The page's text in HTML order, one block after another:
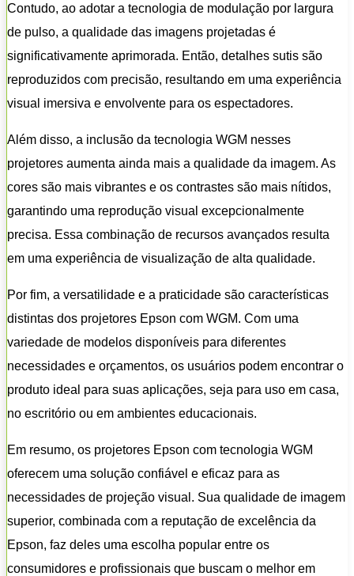
Contudo, ao adotar a tecnologia de modulação por largura
de pulso, a qualidade das imagens projetadas é
significativamente aprimorada. Então, detalhes sutis são
reproduzidos com precisão, resultando em uma experiência
visual imersiva e envolvente para os espectadores.
Além disso, a inclusão da tecnologia WGM nesses
projetores aumenta ainda mais a qualidade da imagem. As
cores são mais vibrantes e os contrastes são mais nítidos,
garantindo uma reprodução visual excepcionalmente
precisa. Essa combinação de recursos avançados resulta
em uma experiência de visualização de alta qualidade.
Por fim, a versatilidade e a praticidade são características
distintas dos projetores Epson com WGM. Com uma
variedade de modelos disponíveis para diferentes
necessidades e orçamentos, os usuários podem encontrar o
produto ideal para suas aplicações, seja para uso em casa,
no escritório ou em ambientes educacionais.
Em resumo, os projetores Epson com tecnologia WGM
oferecem uma solução confiável e eficaz para as
necessidades de projeção visual. Sua qualidade de imagem
superior, combinada com a reputação de excelência da
Epson, faz deles uma escolha popular entre os
consumidores e profissionais que buscam o melhor em